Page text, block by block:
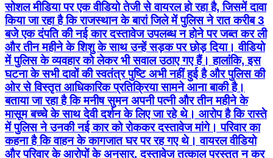
सोशल मीडिया पर एक वीडियो तेजी से वायरल हो रहा है, जिसमें दावा
किया जा रहा है कि राजस्थान के बारां जिले में पुलिस ने रात करीब 3
बजे एक दंपति की नई कार दस्तावेज उपलब्ध न होने पर जब्त कर ली
और तीन महीने के शिशु के साथ उन्हें सड़क पर छोड़ दिया। वीडियो
में पुलिस के व्यवहार को लेकर भी सवाल उठाए गए हैं। हालांकि, इस
घटना के सभी दावों की स्वतंत्र पुष्टि अभी नहीं हुई है और पुलिस की
ओर से विस्तृत आधिकारिक प्रतिक्रिया सामने आना बाकी है।
बताया जा रहा है कि मनीष सुमन अपनी पत्नी और तीन महीने के
मासूम बच्चे के साथ देवी दर्शन के लिए जा रहे थे। आरोप है कि रास्ते
में पुलिस ने उनकी नई कार को रोककर दस्तावेज मांगे। परिवार का
कहना है कि वाहन के कागजात घर पर रह गए थे। वायरल वीडियो
और परिवार के आरोपों के अनुसार, दस्तावेज तत्काल प्रस्तुत न कर